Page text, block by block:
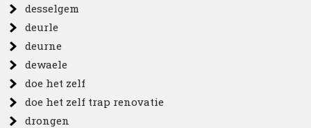
desselgem
deurle
deurne
dewaele
doe het zelf
doe het zelf trap renovatie
drongen